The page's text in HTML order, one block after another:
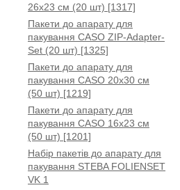
26x23 см (20 шт) [1317]
Пакети до апарату для
пакування CASO ZIP-Adapter-
Set (20 шт) [1325]
Пакети до апарату для
пакування CASO 20х30 см
(50 шт) [1219]
Пакети до апарату для
пакування CASO 16x23 см
(50 шт) [1201]
Набір пакетів до апарату для
пакування STEBA FOLIENSET
VK 1